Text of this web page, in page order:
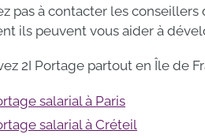
pas à contacter les
ils peuvent vous aider à
2I Portage partout en Île de
salarial à Paris
salarial à Créteil